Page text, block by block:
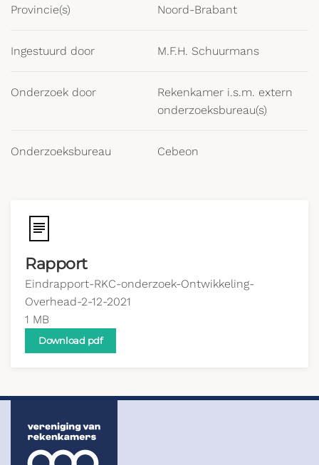
Provincie(s) Noord-Brabant
Ingestuurd door M.F.H. Schuurmans
Onderzoek door
Rekenkamer i.s.m. extern
onderzoeksbureau(s)
Onderzoeksbureau Cebeon
Rapport
Eindrapport-RKC-onderzoek-Ontwikkeling-
Overhead-2-12-2021
1 MB
Download pdf